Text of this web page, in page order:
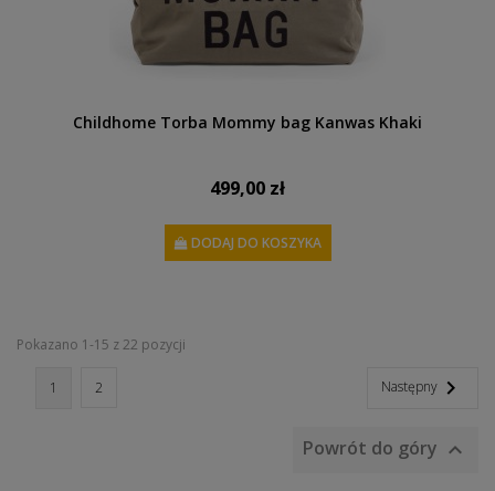
Childhome Torba Mommy bag Kanwas Khaki
499,00 zł
DODAJ DO KOSZYKA
Pokazano 1-15 z 22 pozycji
1 2 Następny 
Powrót do góry 